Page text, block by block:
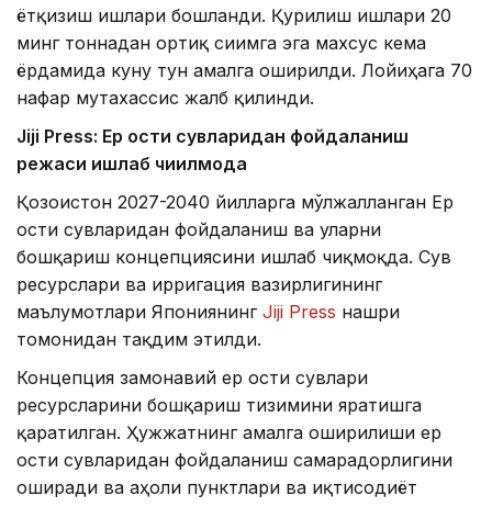
ётқизиш ишлари бошланди. Қурилиш ишлари 20
минг тоннадан ортиқ сиғимга эга махсус кема
ёрдамида куну тун амалга оширилди. Лойиҳага 70
нафар мутахассис жалб қилинди.
Jiji Press: Ер ости сувларидан фойдаланиш
режаси ишлаб чиқилмоқда
Қозоғистон 2027-2040 йилларга мўлжалланган Ер
ости сувларидан фойдаланиш ва уларни
бошқариш концепциясини ишлаб чиқмоқда. Сув
ресурслари ва ирригация вазирлигининг
маълумотлари Япониянинг Jiji Press нашри
томонидан тақдим этилди.
Концепция замонавий ер ости сувлари
ресурсларини бошқариш тизимини яратишга
қаратилган. Ҳужжатнинг амалга оширилиши ер
ости сувларидан фойдаланиш самарадорлигини
оширади ва аҳоли пунктлари ва иқтисодиёт